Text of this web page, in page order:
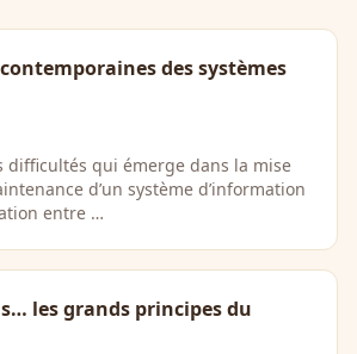
des systèmes
difficultés qui émerge dans la mise
d’un système d’information
entre …
les grands principes du